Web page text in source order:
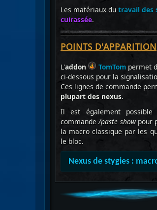
Les matériaux du travail des
cuirassée.
POINTS D'APPARITION
L'addon TomTompermet
ci-dessous pour la
Ces lignes de commande
plupart des nexus.
Il est également possible
commande/paste showpour
la macro classique par les
le bloc.
Nexus de stygies :